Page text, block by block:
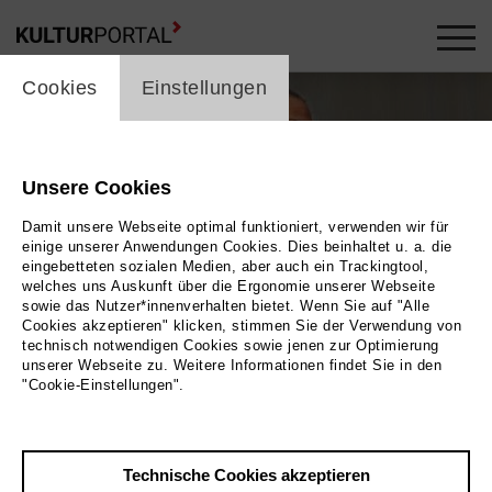
cookie_layer
Cookies Einstellungen
Unsere Cookies
Damit unsere Webseite optimal funktioniert, verwenden wir für
einige unserer Anwendungen Cookies. Dies beinhaltet u. a. die
eingebetteten sozialen Medien, aber auch ein Trackingtool,
welches uns Auskunft über die Ergonomie unserer Webseite
sowie das Nutzer*innenverhalten bietet. Wenn Sie auf "Alle
Cookies akzeptieren" klicken, stimmen Sie der Verwendung von
technisch notwendigen Cookies sowie jenen zur Optimierung
unserer Webseite zu. Weitere Informationen findet Sie in den
"Cookie-Einstellungen".
Technische Cookies akzeptieren